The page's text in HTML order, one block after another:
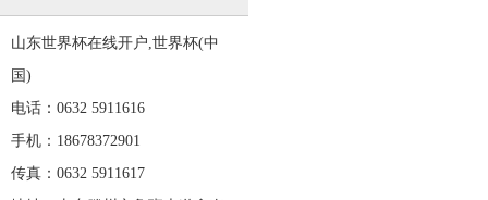
山东世界杯在线开户,世界杯(中
国)
电话：0632 5911616
手机：18678372901
传真：0632 5911617